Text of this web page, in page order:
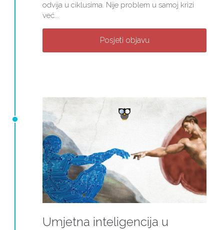
odvija u ciklusima. Nije problem u samoj krizi
već...
Posjeti objavu
Umjetna inteligencija u